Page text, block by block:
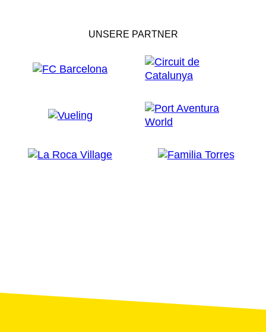
UNSERE PARTNER